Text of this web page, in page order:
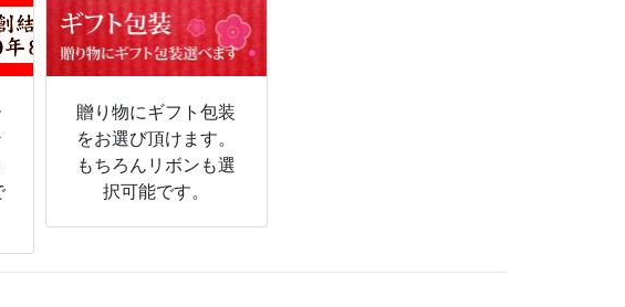
贈り物にギフト包装
をお選び頂けます。
もちろんリボンも選
択可能です。